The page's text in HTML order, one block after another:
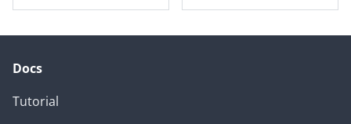
Docs
Tutorial